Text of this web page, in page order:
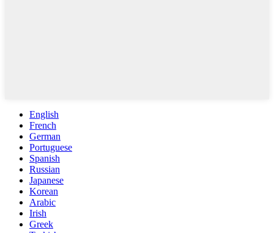
English
French
German
Portuguese
Spanish
Russian
Japanese
Korean
Arabic
Irish
Greek